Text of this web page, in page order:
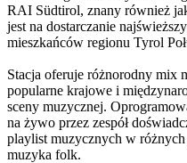
RAI Südtirol, znany również
jest na dostarczanie
mieszkańców regionu Tyrol
Stacja oferuje różnorodny mix
popularne krajowe i
sceny muzycznej.
na żywo przez zespół
playlist muzycznych w
muzyka folk.